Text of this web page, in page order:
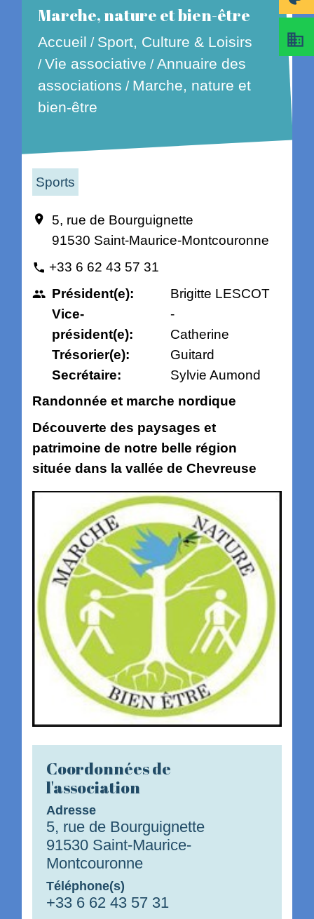
Marche, nature et bien-être
Accueil / Sport, Culture & Loisirs
/Vie associative /Annuaire des
associations / Marche, nature et
bien-être
Sports
location_on
5, rue de Bourguignette
91530 Saint-Maurice-Montcouronne
phone +33 6 62 43 57 31
people Président(e):
Vice-
président(e):
Trésorier(e):
Secrétaire:
Brigitte LESCOT
-
Catherine
Guitard
Sylvie Aumond
Randonnée et marche nordique
​​​​​​Découverte des paysages et
patrimoine de notre belle région
située dans la vallée de Chevreuse
Coordonnées de
l'association
Adresse
5, rue de Bourguignette
91530 Saint-Maurice-
Montcouronne
Téléphone(s)
+33 6 62 43 57 31
business